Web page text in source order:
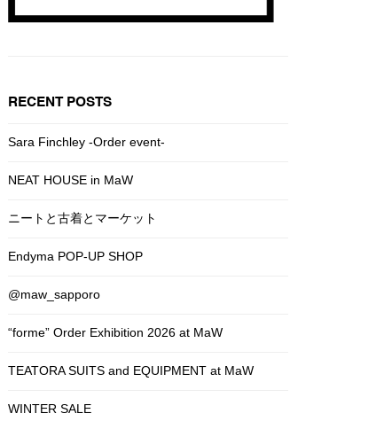
RECENT POSTS
Sara Finchley -Order event-
NEAT HOUSE in MaW
ニートと古着とマーケット
Endyma POP-UP SHOP
@maw_sapporo
“forme” Order Exhibition 2026 at MaW
TEATORA SUITS and EQUIPMENT at MaW
WINTER SALE